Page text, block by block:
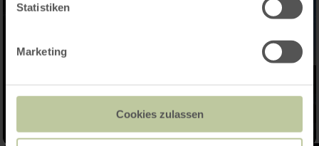
Statistiken
Marketing
Cookies zulassen